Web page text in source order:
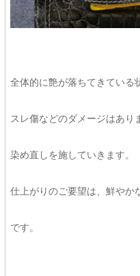
全体的に艶が落ちてきている
スレ傷などのダメージはあり
染め直しを施していきます。
仕上がりのご要望は、鮮やか
です。